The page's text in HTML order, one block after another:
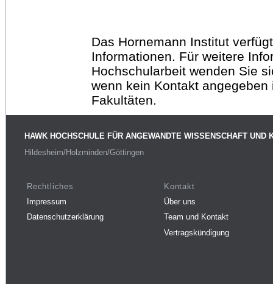
Das Hornemann Institut
Informationen. Für weitere
Hochschularbeit wenden Sie
wenn kein Kontakt
Fakultäten.
HAWK HOCHSCHULE FÜR ANGEWANDTE WISSENSCHAFT UND
Hildesheim/Holzminden/Göttingen
Rechtliches
Impressum
Datenschutzerklärung
Kontakt
Über uns
Team und Kontakt
Vertragskündigung